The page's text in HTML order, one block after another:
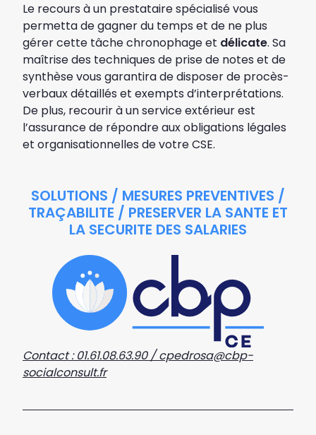
Le recours à un prestataire spécialisé vous
permetta de gagner du temps et de ne plus
gérer cette tâche chronophage et délicate. Sa
maîtrise des techniques de prise de notes et de
synthèse vous garantira de disposer de procès-
verbaux détaillés et exempts d’interprétations.
De plus, recourir à un service extérieur est
l’assurance de répondre aux obligations légales
et organisationnelles de votre CSE.
SOLUTIONS / MESURES PREVENTIVES /
TRAÇABILITE / PRESERVER LA SANTE ET
LA SECURITE DES SALARIES
Contact : 01.61.08.63.90 / cpedrosa@cbp-
socialconsult.fr